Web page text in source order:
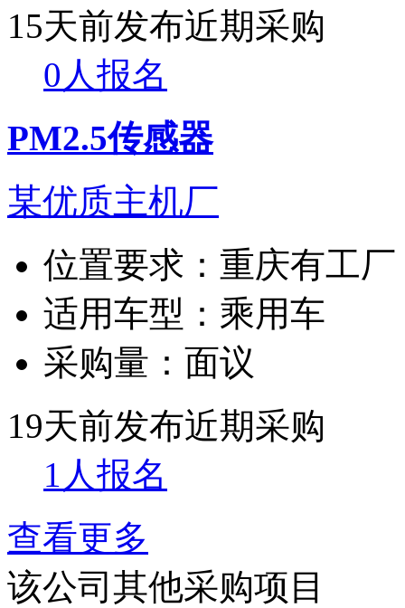
15天前发布近期采购
0人报名
PM2.5传感器
某优质主机厂
位置要求： 重庆有工厂
适用车型： 乘用车
采购量： 面议
19天前发布近期采购
1人报名
查看更多
该公司其他采购项目